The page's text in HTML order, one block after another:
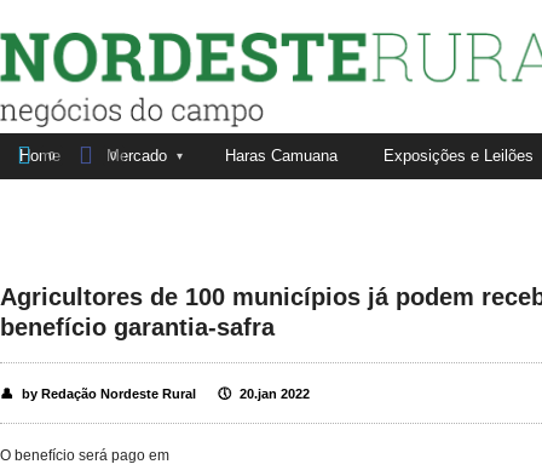
Nordeste Rural
 0  0
Fale conosco Anuncie aqui
Home Mercado Haras Camuana Exposições e Leilões
Agricultores de 100 municípios já podem
benefício garantia-safra
👤 by Redação Nordeste Rural 🕔 20.jan 2022
O benefício será pago em